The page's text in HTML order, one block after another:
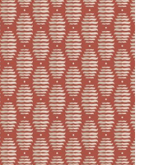
69,95€.